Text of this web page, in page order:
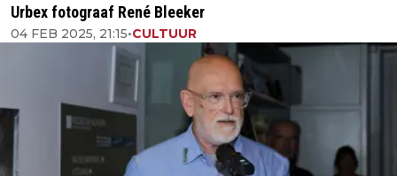
Urbex fotograaf René Bleeker
04 FEB 2025, 21:15•CULTUUR